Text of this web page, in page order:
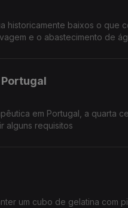
historicamente baixos o que
e o abastecimento de
em Portugal, a quarta
alguns requisitos
um cubo de gelatina com